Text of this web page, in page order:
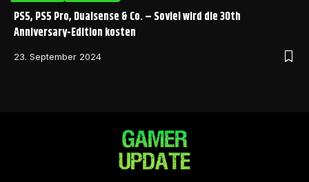
PS5, PS5 Pro, Dualsense & Co. – Soviel wird die 30th
Anniversary-Edition kosten
23. September 2024